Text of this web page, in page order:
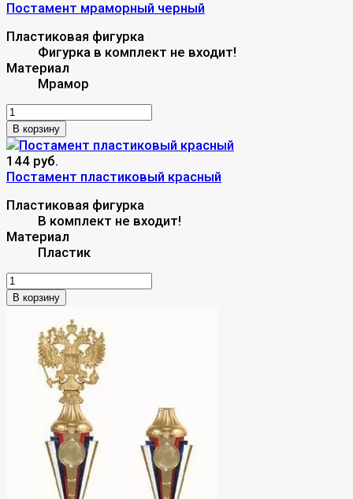
Постамент мраморный черный
Пластиковая фигурка
Фигурка в комплект не входит!
Материал
Мрамор
В корзину
144 руб.
Постамент пластиковый красный
Пластиковая фигурка
В комплект не входит!
Материал
Пластик
В корзину